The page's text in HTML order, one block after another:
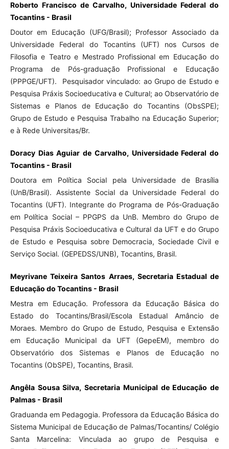
Roberto Francisco de Carvalho, Universidade Federal do
Tocantins - Brasil
Doutor em Educação (UFG/Brasil); Professor Associado da
Universidade Federal do Tocantins (UFT) nos Cursos de
Filosofia e Teatro e Mestrado Profissional em Educação do
Programa de Pós-graduação Profissional e Educação
(PPPGE/UFT). Pesquisador vinculado: ao Grupo de Estudo e
Pesquisa Práxis Socioeducativa e Cultural; ao Observatório de
Sistemas e Planos de Educação do Tocantins (ObsSPE);
Grupo de Estudo e Pesquisa Trabalho na Educação Superior;
e à Rede Universitas/Br.
Doracy Dias Aguiar de Carvalho, Universidade Federal do
Tocantins - Brasil
Doutora em Política Social pela Universidade de Brasília
(UnB/Brasil). Assistente Social da Universidade Federal do
Tocantins (UFT). Integrante do Programa de Pós-Graduação
em Política Social – PPGPS da UnB. Membro do Grupo de
Pesquisa Práxis Socioeducativa e Cultural da UFT e do Grupo
de Estudo e Pesquisa sobre Democracia, Sociedade Civil e
Serviço Social. (GEPEDSS/UNB), Tocantins, Brasil.
Meyrivane Teixeira Santos Arraes, Secretaria Estadual de
Educação do Tocantins - Brasil
Mestra em Educação. Professora da Educação Básica do
Estado do Tocantins/Brasil/Escola Estadual Amâncio de
Moraes. Membro do Grupo de Estudo, Pesquisa e Extensão
em Educação Municipal da UFT (GepeEM), membro do
Observatório dos Sistemas e Planos de Educação no
Tocantins (ObSPE), Tocantins, Brasil.
Angêla Sousa Silva, Secretaria Municipal de Educação de
Palmas - Brasil
Graduanda em Pedagogia. Professora da Educação Básica do
Sistema Municipal de Educação de Palmas/Tocantins/ Colégio
Santa Marcelina: Vinculada ao grupo de Pesquisa e